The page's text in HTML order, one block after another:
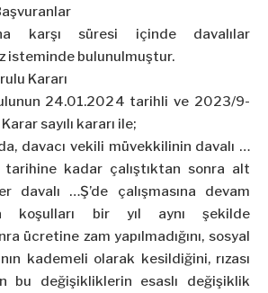
karşı süresi içinde davalılar
isteminde bulunulmuştur.
Kararı
24.01.2024 tarihli ve 2023/9-
sayılı kararı ile;
davacı vekili müvekkilinin davalı …
tarihine kadar çalıştıktan sonra alt
davalı …Ş’de çalışmasına devam
koşulları bir yıl aynı şekilde
ücretine zam yapılmadığını, sosyal
kademeli olarak kesildiğini, rızası
bu değişikliklerin esaslı değişiklik